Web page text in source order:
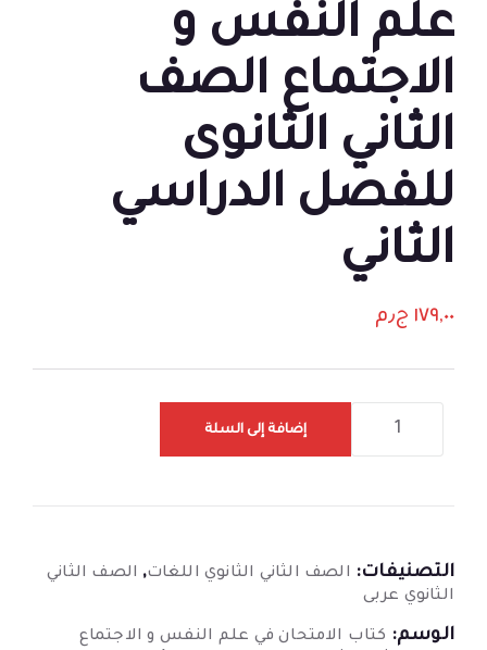
علم النفس و
الاجتماع الصف
الثاني الثانوى
للفصل الدراسي
الثاني
١٧٩,٠٠ ج٫م
إضافة إلى السلة
التصنيفات: الصف الثاني الثانوي اللغات, الصف الثاني
الثانوي عربى
الوسم: كتاب الامتحان في علم النفس و الاجتماع